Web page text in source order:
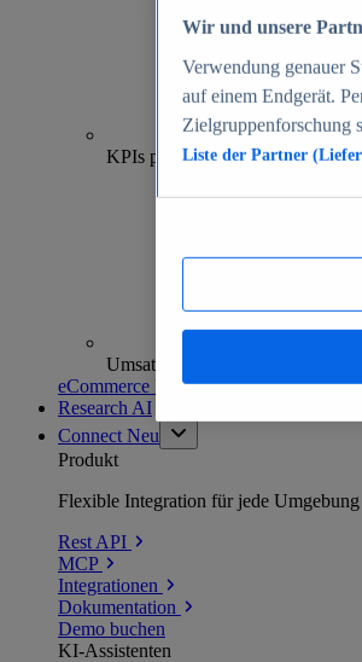
KPIs pro Shop
Umsatzanalysen und -prognosen
eCommerce Insights entdecken
Research AI
Connect Neu
Produkt
Flexible Integration für jede Umgebung
Rest API
MCP
Integrationen
Dokumentation
Demo buchen
KI-Assistenten
Wir und unsere
Verwendung genauer
auf einem Endgerät.
Zielgruppenforschung
Liste der Partner